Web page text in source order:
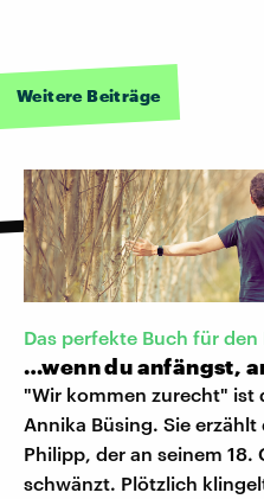
Weitere Beiträge
Das perfekte Buch für
…wenn du anfängst,
"Wir kommen zurecht" ist
Annika Büsing. Sie
Philipp, der an seinem 18.
schwänzt. Plötzlich